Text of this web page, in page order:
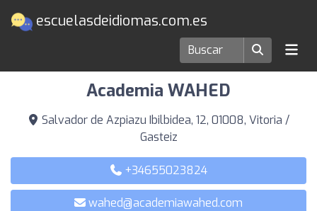
escuelasdeidiomas.com.es
Escuelas de idiomas en Vitoria / Gasteiz
Academia WAHED
Salvador de Azpiazu Ibilbidea, 12, 01008, Vitoria /
Gasteiz
+34655023824
wahed@academiawahed.com